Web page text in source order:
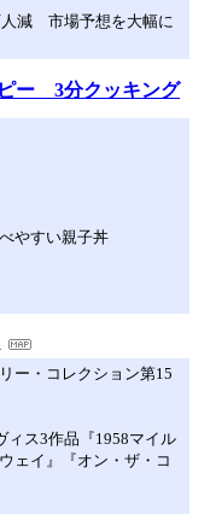
人減 市場予想を大幅に
ー 3分クッキング
やすい親子丼
ー・コレクション第15
ィス3作品『1958マイル
ェイ』『オン・ザ・コ